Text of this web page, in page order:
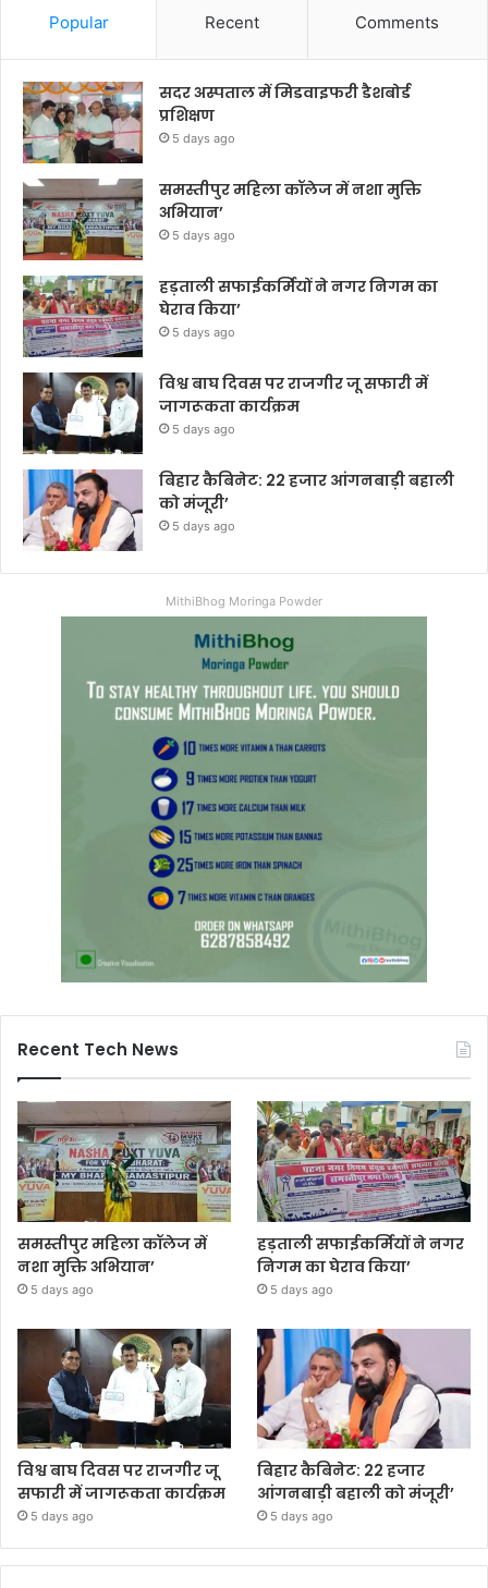
Popular Recent Comments
सदर अस्पताल में मिडवाइफरी डैशबोर्ड
प्रशिक्षण
5 days ago
समस्तीपुर महिला कॉलेज में नशा मुक्ति
अभियान’
5 days ago
हड़ताली सफाईकर्मियों ने नगर निगम का
घेराव किया’
5 days ago
विश्व बाघ दिवस पर राजगीर जू सफारी में
जागरूकता कार्यक्रम
5 days ago
बिहार कैबिनेट: 22 हजार आंगनबाड़ी बहाली
को मंजूरी’
5 days ago
MithiBhog Moringa Powder
Recent Tech News
समस्तीपुर महिला कॉलेज में
नशा मुक्ति अभियान’
5 days ago
हड़ताली सफाईकर्मियों ने नगर
निगम का घेराव किया’
5 days ago
विश्व बाघ दिवस पर राजगीर जू
सफारी में जागरूकता कार्यक्रम
5 days ago
बिहार कैबिनेट: 22 हजार
आंगनबाड़ी बहाली को मंजूरी’
5 days ago